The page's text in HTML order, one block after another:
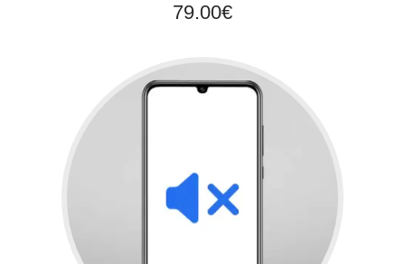
79.00€